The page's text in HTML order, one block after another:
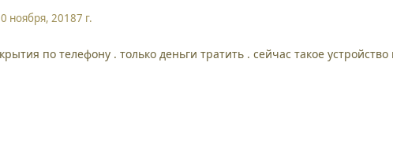
ноября, 20187 г.
по телефону . только деньги тратить . сейчас такое